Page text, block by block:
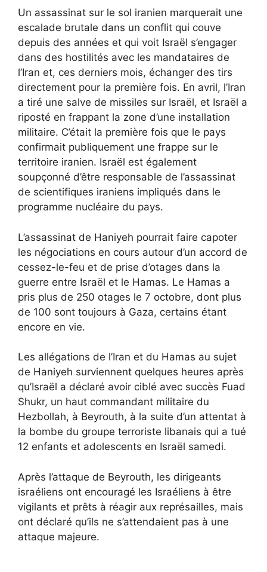
Un assassinat sur le sol iranien marquerait une
escalade brutale dans un conflit qui couve
depuis des années et qui voit Israël s’engager
dans des hostilités avec les mandataires de
l’Iran et, ces derniers mois, échanger des tirs
directement pour la première fois. En avril, l’Iran
a tiré une salve de missiles sur Israël, et Israël a
riposté en frappant la zone d’une installation
militaire. C’était la première fois que le pays
confirmait publiquement une frappe sur le
territoire iranien. Israël est également
soupçonné d’être responsable de l’assassinat
de scientifiques iraniens impliqués dans le
programme nucléaire du pays.
L’assassinat de Haniyeh pourrait faire capoter
les négociations en cours autour d’un accord de
cessez-le-feu et de prise d’otages dans la
guerre entre Israël et le Hamas. Le Hamas a
pris plus de 250 otages le 7 octobre, dont plus
de 100 sont toujours à Gaza, certains étant
encore en vie.
Les allégations de l’Iran et du Hamas au sujet
de Haniyeh surviennent quelques heures après
qu’Israël a déclaré avoir ciblé avec succès Fuad
Shukr, un haut commandant militaire du
Hezbollah, à Beyrouth, à la suite d’un attentat à
la bombe du groupe terroriste libanais qui a tué
12 enfants et adolescents en Israël samedi.
Après l’attaque de Beyrouth, les dirigeants
israéliens ont encouragé les Israéliens à être
vigilants et prêts à réagir aux représailles, mais
ont déclaré qu’ils ne s’attendaient pas à une
attaque majeure.